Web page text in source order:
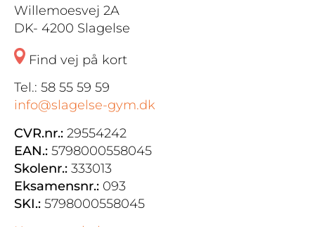
Willemoesvej 2A
DK- 4200 Slagelse
Find vej på kort
Tel.: 58 55 59 59
info@slagelse-gym.dk
CVR.nr.: 29554242
EAN.: 5798000558045
Skolenr.: 333013
Eksamensnr.: 093
SKI.: 5798000558045